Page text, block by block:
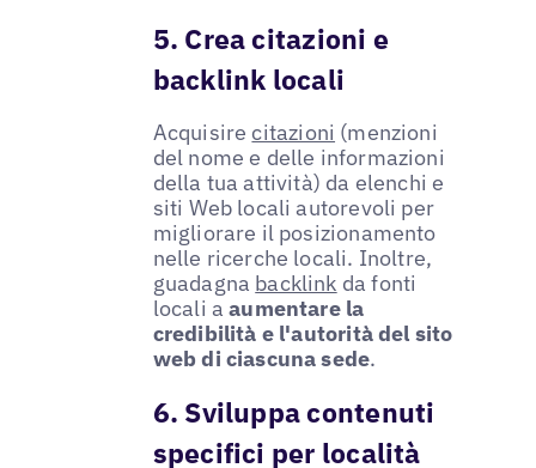
5. Crea citazioni e
backlink locali
Acquisirecitazioni (menzioni
del nome e delle informazioni
della tua attività) da elenchi e
siti Web locali autorevoli per
migliorare il posizionamento
nelle ricerche locali. Inoltre,
guadagna backlink da fonti
locali aaumentare la
credibilità e l'autorità del sito
web di ciascuna sede.
6. Sviluppa contenuti
specifici per località